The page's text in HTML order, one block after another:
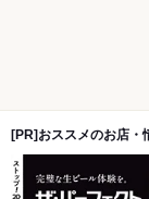
[PR]おススメのお店・